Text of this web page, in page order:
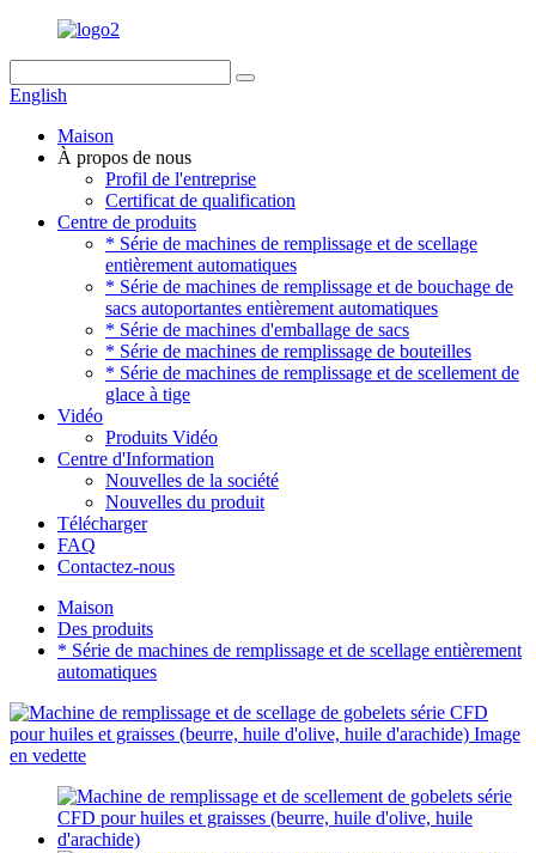
English
Maison
À propos de nous
Profil de l'entreprise
Certificat de qualification
Centre de produits
* Série de machines de remplissage et de scellage
entièrement automatiques
* Série de machines de remplissage et de bouchage de
sacs autoportantes entièrement automatiques
* Série de machines d'emballage de sacs
* Série de machines de remplissage de bouteilles
* Série de machines de remplissage et de scellement de
glace à tige
Vidéo
Produits Vidéo
Centre d'Information
Nouvelles de la société
Nouvelles du produit
Télécharger
FAQ
Contactez-nous
Maison
Des produits
* Série de machines de remplissage et de scellage entièrement
automatiques